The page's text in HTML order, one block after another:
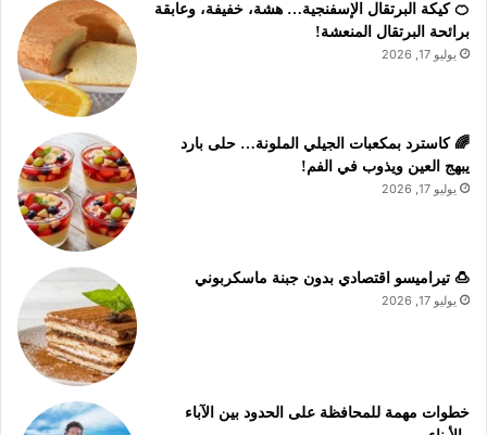
🍊 كيكة البرتقال الإسفنجية… هشة، خفيفة، وعابقة
برائحة البرتقال المنعشة!
يوليو 17, 2026
🌈 كاسترد بمكعبات الجيلي الملونة… حلى بارد
يبهج العين ويذوب في الفم!
يوليو 17, 2026
🍮 تيراميسو اقتصادي بدون جبنة ماسكربوني
يوليو 17, 2026
خطوات مهمة للمحافظة على الحدود بين الآباء